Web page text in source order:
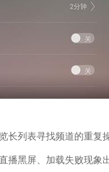
长列表寻找频道的重复
播黑屏、加载失败现象